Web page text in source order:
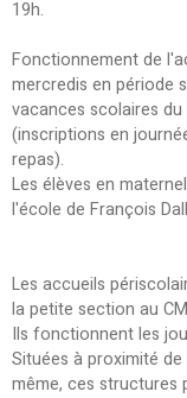
19h.
Fonctionnement de
mercredis en période
vacances scolaires
(inscriptions en
repas).
Les élèves en
l'école de François
Les accueils
la petite section au
Ils fonctionnent les
Situées à proximité
même, ces structures